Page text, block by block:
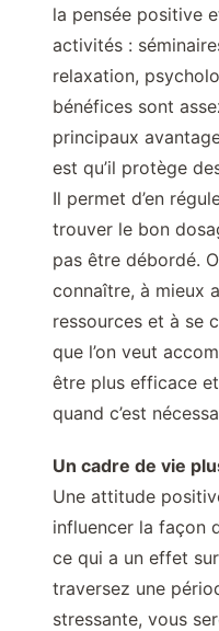
la pensée positive
activités :
relaxation,
bénéfices sont
principaux
est qu’il protège
Il permet d’en
trouver le bon
pas être débordé.
connaître, à mieux
ressources et à se
que l’on veut
être plus efficace
quand c’est
Un cadre de vie
Une attitude
influencer la façon
ce qui a un effet
traversez une
stressante, vous